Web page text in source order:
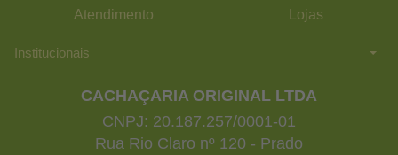
Atendimento Lojas
Institucionais
CACHAÇARIA ORIGINAL LTDA
CNPJ: 20.187.257/0001-01
Rua Rio Claro nº 120 - Prado